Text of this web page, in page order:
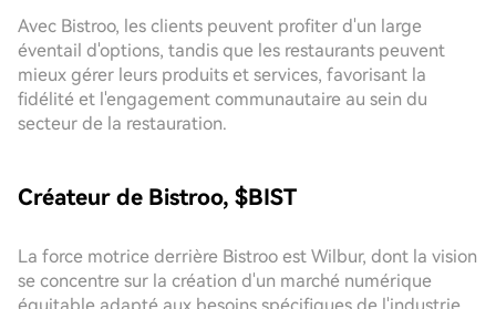
Avec Bistroo, les clients peuvent profiter d'un large
éventail d'options, tandis que les restaurants peuvent
mieux gérer leurs produits et services, favorisant la
fidélité et l'engagement communautaire au sein du
secteur de la restauration.
Créateur de Bistroo, $BIST
La force motrice derrière Bistroo est Wilbur, dont la vision
se concentre sur la création d'un marché numérique